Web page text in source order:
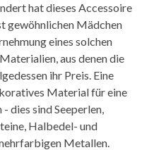
hat dieses Accessoire
gewöhnlichen Mädchen
eines solchen
aus denen die
ihr Preis. Eine
Material für eine
dies sind Seeperlen,
Halbedel- und
Metallen.